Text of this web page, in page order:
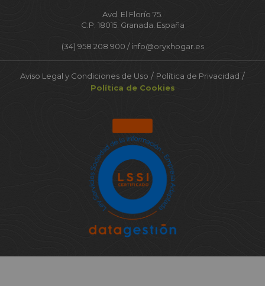
Avd. El Florío 75.
C.P: 18015. Granada. España
(34) 958 208 900 /info@oryxhogar.es
Aviso Legal y Condiciones de Uso / Política de Privacidad /
Política de Cookies